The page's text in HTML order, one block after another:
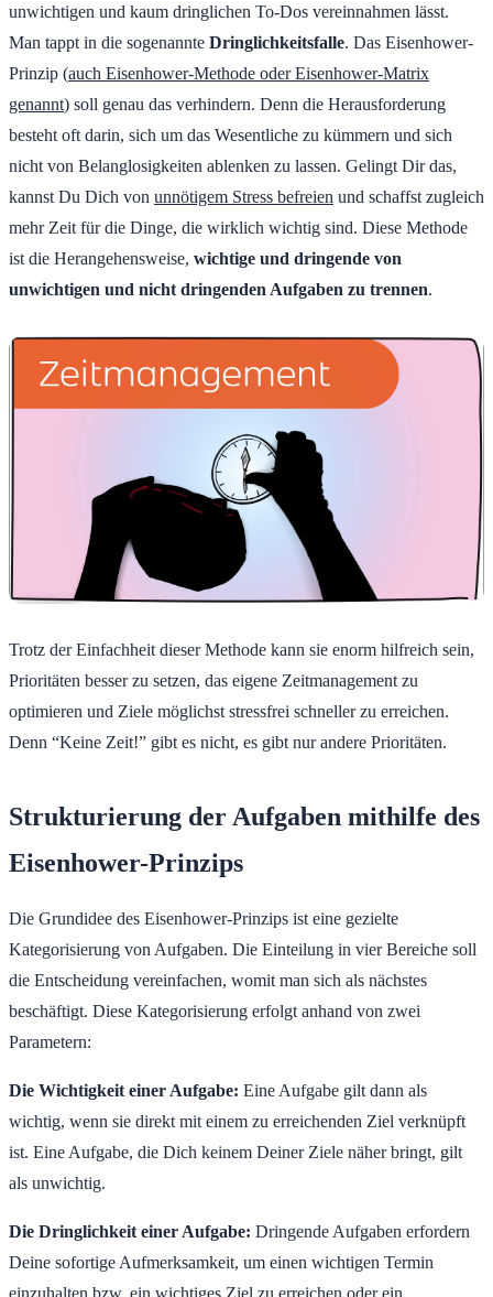
unwichtigen und kaum dringlichen To-Dos vereinnahmen lässt.
Man tappt in die sogenannte Dringlichkeitsfalle. Das Eisenhower-
Prinzip (auch Eisenhower-Methode oder Eisenhower-Matrix
genannt) soll genau das verhindern. Denn die Herausforderung
besteht oft darin, sich um das Wesentliche zu kümmern und sich
nicht von Belanglosigkeiten ablenken zu lassen. Gelingt Dir das,
kannst Du Dich von unnötigem Stress befreien und schaffst zugleich
mehr Zeit für die Dinge, die wirklich wichtig sind. Diese Methode
ist die Herangehensweise, wichtige und dringende von
unwichtigen und nicht dringenden Aufgaben zu trennen.
Trotz der Einfachheit dieser Methode kann sie enorm hilfreich sein,
Prioritäten besser zu setzen, das eigene Zeitmanagement zu
optimieren und Ziele möglichst stressfrei schneller zu erreichen.
Denn “Keine Zeit!” gibt es nicht, es gibt nur andere Prioritäten.
Strukturierung der Aufgaben mithilfe des
Eisenhower-Prinzips
Die Grundidee des Eisenhower-Prinzips ist eine gezielte
Kategorisierung von Aufgaben. Die Einteilung in vier Bereiche soll
die Entscheidung vereinfachen, womit man sich als nächstes
beschäftigt. Diese Kategorisierung erfolgt anhand von zwei
Parametern:
Die Wichtigkeit einer Aufgabe: Eine Aufgabe gilt dann als
wichtig, wenn sie direkt mit einem zu erreichenden Ziel verknüpft
ist. Eine Aufgabe, die Dich keinem Deiner Ziele näher bringt, gilt
als unwichtig.
Die Dringlichkeit einer Aufgabe: Dringende Aufgaben erfordern
Deine sofortige Aufmerksamkeit, um einen wichtigen Termin
einzuhalten bzw. ein wichtiges Ziel zu erreichen oder ein